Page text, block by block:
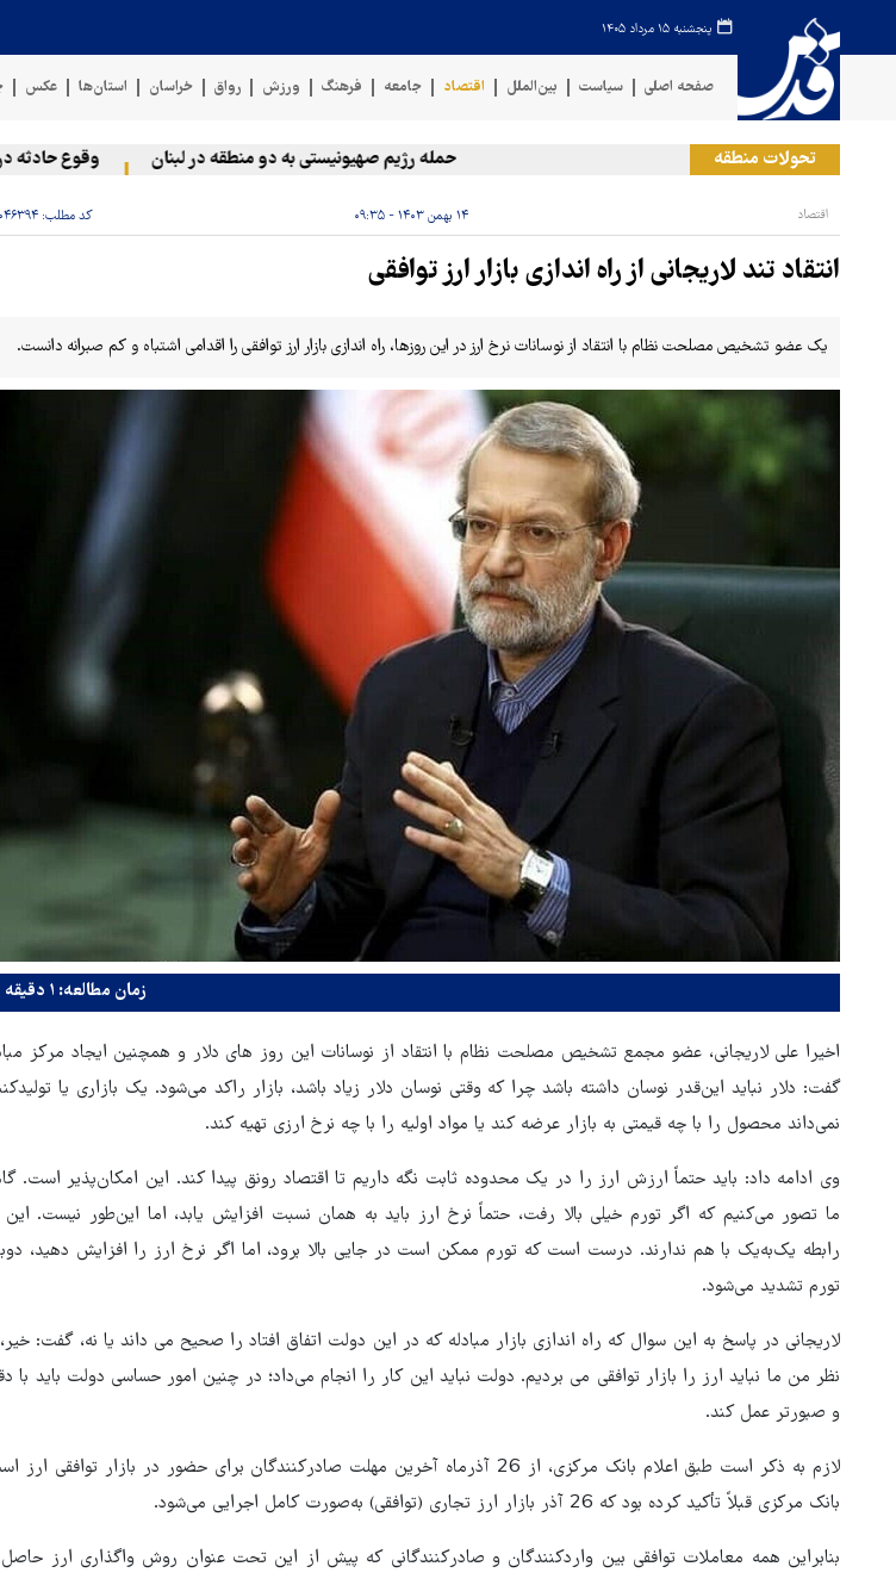
پنجشنبه ۱۵ مرداد ۱۴۰۵
صفحه اصلی سیاست بین‌الملل اقتصاد جامعه فرهنگ ورزش رواق خراسان استان‌ها عکس
تحولات منطقه حمله رژیم صهیونیستی به دو منطقه در لبنان وقوع حادثه
اقتصاد ۱۴ بهمن ۱۴۰۳ - ۰۹:۳۵ کد مطلب:
انتقاد تند لاریجانی از راه اندازی بازار ارز توافقی
یک عضو تشخیص مصلحت نظام با انتقاد از نوسانات نرخ ارز در این روزها، راه اندازی بازار ارز توافقی را اقدامی اشتباه و کم صبرانه دانست.
زمان مطالعه: ۱ دقیقه
اخیرا علی لاریجانی، عضو مجمع تشخیص مصلحت نظام با انتقاد از نوسانات این روز های دلار و همچنین ایجاد مرکز
گفت: دلار نباید این‌قدر نوسان داشته باشد چرا که وقتی نوسان دلار زیاد باشد، بازار راکد می‌شود. یک بازاری یا
نمی‌داند محصول را با چه قیمتی به بازار عرضه کند یا مواد اولیه را با چه نرخ ارزی تهیه کند.
وی ادامه داد: باید حتماً ارزش ارز را در یک محدوده ثابت نگه داریم تا اقتصاد رونق پیدا کند. این امکان‌پذیر است.
ما تصور می‌کنیم که اگر تورم خیلی بالا رفت، حتماً نرخ ارز باید به همان نسبت افزایش یابد، اما این‌طور نیست.
رابطه یک‌به‌یک با هم ندارند. درست است که تورم ممکن است در جایی بالا برود، اما اگر نرخ ارز را افزایش دهید،
تورم تشدید می‌شود.
لاریجانی در پاسخ به این سوال که راه اندازی بازار مبادله که در این دولت اتفاق افتاد را صحیح می داند یا نه، گفت:
نظر من ما نباید ارز را بازار توافقی می بردیم. دولت نباید این کار را انجام می‌داد؛ در چنین امور حساسی دولت باید با
و صبورتر عمل کند.
لازم به ذکر است طبق اعلام بانک مرکزی، از 26 آذرماه آخرین مهلت صادرکنندگان برای حضور در بازار توافقی ارز
بانک مرکزی قبلاً تأکید کرده بود که 26 آذر بازار ارز تجاری (توافقی) به‌صورت کامل اجرایی می‌شود.
بنابراین همه معاملات توافقی بین واردکنندگان و صادرکنندگانی که پیش از این تحت عنوان روش واگذاری ارز
هشدار افسر ارشد آمریکایی به کاخ
سفید
۳ میلیون زائر اربعین به کشور
بازگشتند